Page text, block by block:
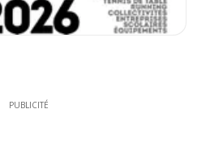
PUBLICITÉ